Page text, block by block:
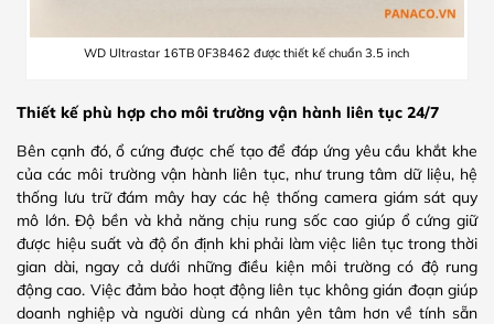
WD Ultrastar 16TB 0F38462 được thiết kế chuẩn 3.5 inch
Thiết kế phù hợp cho môi trường vận hành liên tục 24/7
Bên cạnh đó, ổ cứng được chế tạo để đáp ứng yêu cầu khắt khe
của các môi trường vận hành liên tục, như trung tâm dữ liệu, hệ
thống lưu trữ đám mây hay các hệ thống camera giám sát quy
mô lớn. Độ bền và khả năng chịu rung sốc cao giúp ổ cứng giữ
được hiệu suất và độ ổn định khi phải làm việc liên tục trong thời
gian dài, ngay cả dưới những điều kiện môi trường có độ rung
động cao. Việc đảm bảo hoạt động liên tục không gián đoạn giúp
doanh nghiệp và người dùng cá nhân yên tâm hơn về tính sẵn